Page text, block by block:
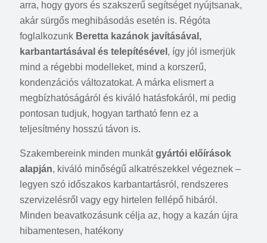
arra, hogy gyors és szakszerű segítséget nyújtsanak,
akár sürgős meghibásodás esetén is. Régóta
foglalkozunk Beretta kazánok javításával,
karbantartásával és telepítésével , így jól ismerjük
mind a régebbi modelleket, mind a korszerű,
kondenzációs változatokat. A márka elismert a
megbízhatóságáról és kiváló hatásfokáról, mi pedig
pontosan tudjuk, hogyan tartható fenn ez a
teljesítmény hosszú távon is.
Szakembereink minden munkátgyártói előírások
alapján, kiváló minőségű alkatrészekkel végeznek –
legyen szó időszakos karbantartásról, rendszeres
szervizelésről vagy egy hirtelen fellépő hibáról.
Minden beavatkozásunk célja az, hogy a kazán újra
hibamentesen, hatékony